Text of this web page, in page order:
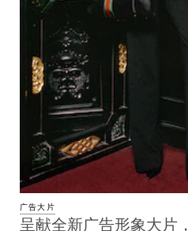
广告大片
呈献全新广告形象大片，